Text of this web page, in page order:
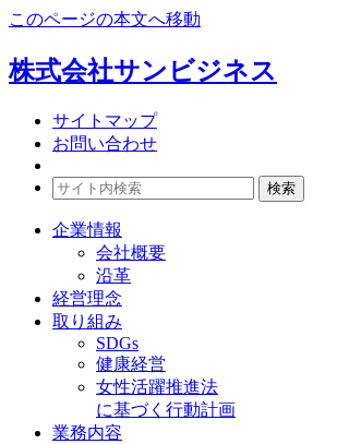
このページの本文へ移動
株式会社サンビジネス
サイトマップ
お問い合わせ
企業情報
会社概要
沿革
経営理念
取り組み
SDGs
健康経営
女性活躍推進法
に基づく行動計画
業務内容